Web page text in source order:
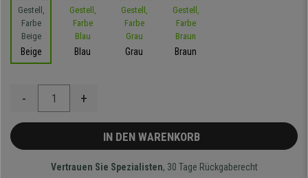
Beige Blau Grau Braun
- +
IN DEN WARENKORB
Vertrauen Sie Spezialisten, 30 Tage Rückgaberecht